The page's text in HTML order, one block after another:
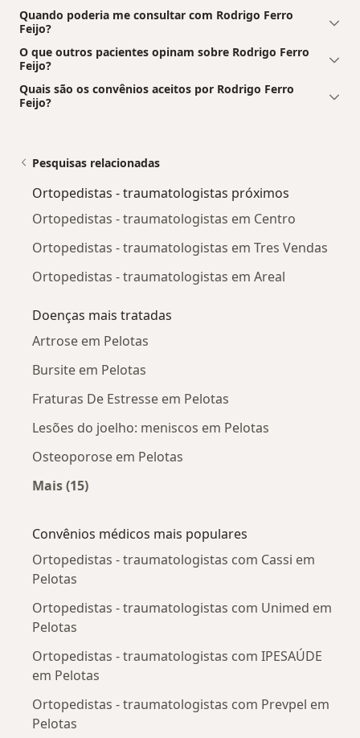
Quando poderia me consultar com Rodrigo Ferro
Feijo?
O que outros pacientes opinam sobre Rodrigo Ferro
Feijo?
Quais são os convênios aceitos por Rodrigo Ferro
Feijo?
Pesquisas relacionadas
Ortopedistas - traumatologistas próximos
Ortopedistas - traumatologistas em Centro
Ortopedistas - traumatologistas em Tres Vendas
Ortopedistas - traumatologistas em Areal
Doenças mais tratadas
Artrose em Pelotas
Bursite em Pelotas
Fraturas De Estresse em Pelotas
Lesões do joelho: meniscos em Pelotas
Osteoporose em Pelotas
Mais (15)
Convênios médicos mais populares
Ortopedistas - traumatologistas com Cassi em
Pelotas
Ortopedistas - traumatologistas com Unimed em
Pelotas
Ortopedistas - traumatologistas com IPESAÚDE
em Pelotas
Ortopedistas - traumatologistas com Prevpel em
Pelotas